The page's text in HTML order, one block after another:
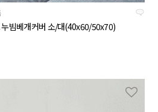
빔베개커버 소/대(40x60/50x70)